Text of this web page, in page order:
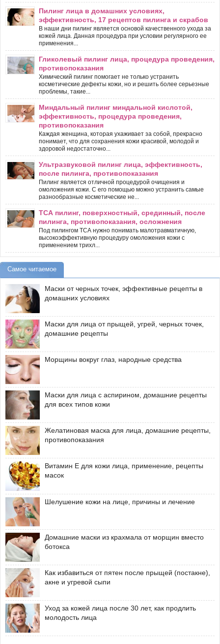
Пилинг лица в домашних условиях,
эффективность, 17 рецептов пилинга и скрабов
В наши дни пилинг является основой качественного ухода за
кожей лица. Данная процедура при условии регулярного ее
применения...
Гликолевый пилинг лица, процедура проведения,
противопоказания
Химический пилинг помогает не только устранить
косметические дефекты кожи, но и решить более серьезные
проблемы, такие...
Миндальный пилинг миндальной кислотой,
эффективность, процедура проведения,
противопоказания
Каждая женщина, которая ухаживает за собой, прекрасно
понимает, что для сохранения кожи красивой, молодой и
здоровой недостаточно...
Ультразвуковой пилинг лица, эффективность,
после пилинга, противопоказания
Пилинг является отличной процедурой очищения и
омоложения кожи. С его помощью можно устранить самые
разнообразные косметические не...
ТСА пилинг, поверхностный, срединный, после
пилинга, противопоказания, осложнения
Под пилингом ТСА нужно понимать малотравматичную,
высокоэффективную процедуру омоложения кожи с
применением трихл...
Самое читаемое
Маски от черных точек, эффективные рецепты в
домашних условиях
Маски для лица от прыщей, угрей, черных точек,
домашние рецепты
Морщины вокруг глаз, народные средства
Маски для лица с аспирином, домашние рецепты
для всех типов кожи
Желатиновая маска для лица, домашние рецепты,
противопоказания
Витамин Е для кожи лица, применение, рецепты
масок
Шелушение кожи на лице, причины и лечение
Домашние маски из крахмала от морщин вместо
ботокса
Как избавиться от пятен после прыщей (постакне),
акне и угревой сыпи
Уход за кожей лица после 30 лет, как продлить
молодость лица